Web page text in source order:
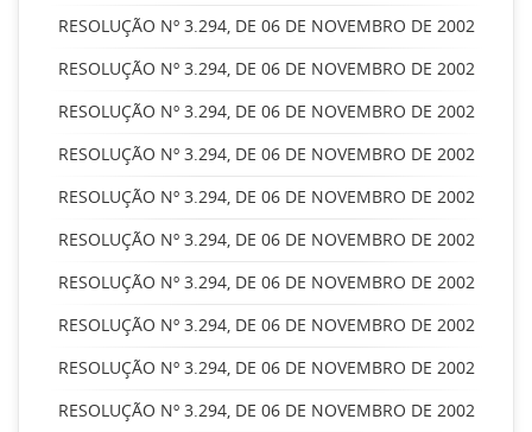
RESOLUÇÃO Nº 3.294, DE 06 DE NOVEMBRO DE 2002
RESOLUÇÃO Nº 3.294, DE 06 DE NOVEMBRO DE 2002
RESOLUÇÃO Nº 3.294, DE 06 DE NOVEMBRO DE 2002
RESOLUÇÃO Nº 3.294, DE 06 DE NOVEMBRO DE 2002
RESOLUÇÃO Nº 3.294, DE 06 DE NOVEMBRO DE 2002
RESOLUÇÃO Nº 3.294, DE 06 DE NOVEMBRO DE 2002
RESOLUÇÃO Nº 3.294, DE 06 DE NOVEMBRO DE 2002
RESOLUÇÃO Nº 3.294, DE 06 DE NOVEMBRO DE 2002
RESOLUÇÃO Nº 3.294, DE 06 DE NOVEMBRO DE 2002
RESOLUÇÃO Nº 3.294, DE 06 DE NOVEMBRO DE 2002